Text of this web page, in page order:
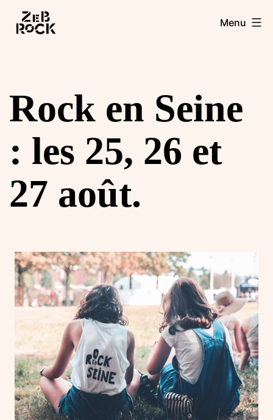
Aller
Zebrock Menu
Rock en Seine
: les 25, 26 et
27 août.